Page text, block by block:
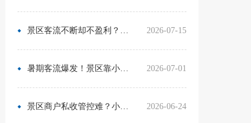
景区客流不断却不盈利？靠一卡通盘活二消，真实案例营收翻倍 2026-07-15
暑期客流爆发！景区靠小游票务系统，轻松拿捏旺季流量与口碑 2026-07-01
景区商户私收管控难？小游票务系统统一收银方案，从根源杜绝私自收款 2026-06-24